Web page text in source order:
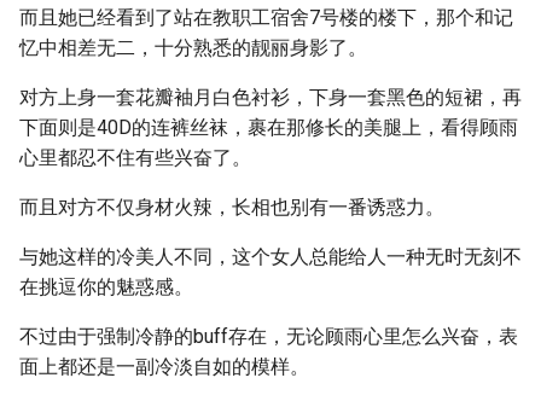
而且她已经看到了站在教职工宿舍7号楼的楼下，那个和记
忆中相差无二，十分熟悉的靓丽身影了。
对方上身一套花瓣袖月白色衬衫，下身一套黑色的短裙，再
下面则是40D的连裤丝袜，裹在那修长的美腿上，看得顾雨
心里都忍不住有些兴奋了。
而且对方不仅身材火辣，长相也别有一番诱惑力。
与她这样的冷美人不同，这个女人总能给人一种无时无刻不
在挑逗你的魅惑感。
不过由于强制冷静的buff存在，无论顾雨心里怎么兴奋，表
面上都还是一副冷淡自如的模样。